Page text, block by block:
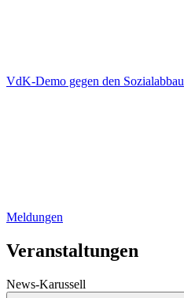
VdK-Demo gegen den Sozialabbau
Meldungen
Veranstaltungen
News-Karussell